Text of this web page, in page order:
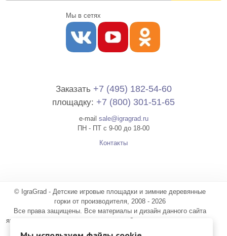
Мы в сетях
Заказать +7 (495) 182-54-60
площадку: +7 (800) 301-51-65
e-mail sale@igragrad.ru
ПН - ПТ с 9-00 до 18-00
Контакты
© IgraGrad - Детские игровые площадки и зимние деревянные
горки от производителя, 2008 - 2026
Все права защищены. Все материалы и дизайн данного сайта
являются объектами авторского права. Запрещается копирование,